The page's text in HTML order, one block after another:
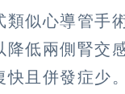
類似心導管手
降低兩側腎交
快且併發症少